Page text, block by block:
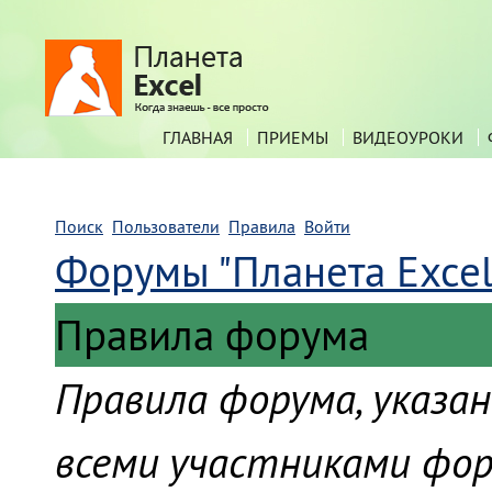
ГЛАВНАЯ ПРИЕМЫ ВИДЕОУРОКИ
Поиск Пользователи Правила Войти
Форумы "Планета
Правила форума
Правила форума,
всеми участниками